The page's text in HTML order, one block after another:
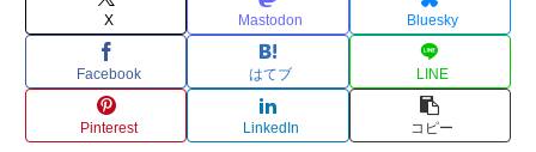
X Mastodon Bluesky
Facebook はてブ LINE
Pinterest LinkedIn コピー